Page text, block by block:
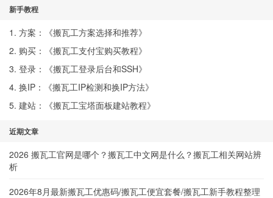
新手教程
1. 方案：《搬瓦工方案选择和推荐》
2. 购买：《搬瓦工支付宝购买教程》
3. 登录：《搬瓦工登录后台和SSH》
4. 换IP：《搬瓦工IP检测和换IP方法》
5. 建站：《搬瓦工宝塔面板建站教程》
近期文章
2026 搬瓦工官网是哪个？搬瓦工中文网是什么？搬瓦工相关网站辨
析
2026年8月最新搬瓦工优惠码/搬瓦工便宜套餐/搬瓦工新手教程整理